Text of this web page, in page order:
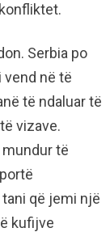
Serbia po
vend në të
të ndaluar të
vizave.
të
që jemi një
kufijve